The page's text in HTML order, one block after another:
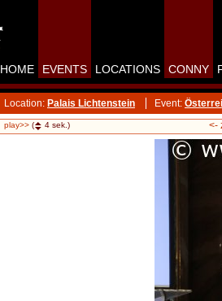
HOME EVENTS LOCATIONS CONNY
Location: Palais Lichtenstein Event:
play>> ( 4 sek.) <-